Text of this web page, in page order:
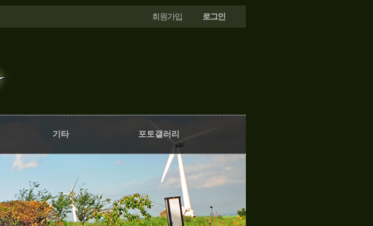
회원가입 로그인
기타 포토갤러리